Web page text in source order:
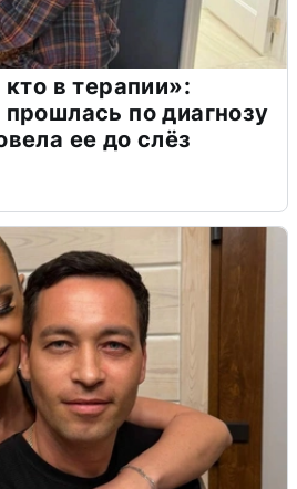
в терапии»:
по диагнозу
ее до слёз